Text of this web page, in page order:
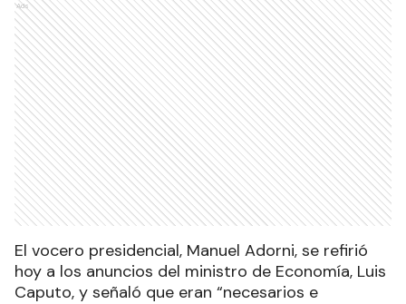
Ads
El vocero presidencial, Manuel Adorni, se refirió
hoy a los anuncios del ministro de Economía, Luis
Caputo, y señaló que eran “necesarios e